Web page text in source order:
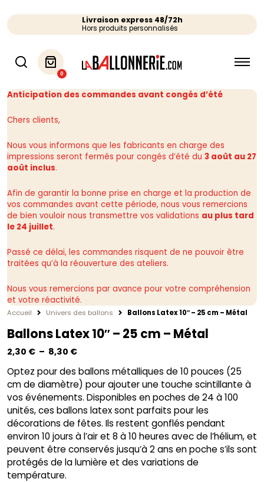
Livraison express 48/72h
Hors produits personnalisés
0
Anticipation des commandes avant congés d’été
Chers clients,
Nous vous informons que les fabricants en charge des
impressions seront fermés pour congés d’été du 3 août au 27
août inclus.
Afin de garantir la bonne prise en charge et la production de
vos commandes avant cette période, nous vous remercions
de bien vouloir nous transmettre vos validations au plus tard
le 24 juillet.
Passé ce délai, les commandes risquent de ne pouvoir être
traitées qu’à la réouverture des ateliers.
Nous vous remercions par avance pour votre compréhension
et votre réactivité.
Accueil Univers des ballons Ballons Latex 10″ – 25 cm – Métal
Ballons Latex 10″ – 25 cm – Métal
2,30 € – 8,30 €Plage
prix :
2,30 €
à
8,30 €
Optez pour des ballons métalliques de 10 pouces (25
cm de diamètre) pour ajouter une touche scintillante à
vos événements. Disponibles en poches de 24 à 100
unités, ces ballons latex sont parfaits pour les
décorations de fêtes. Ils restent gonflés pendant
environ 10 jours à l’air et 8 à 10 heures avec de l’hélium, et
peuvent être conservés jusqu’à 2 ans en poche s’ils sont
protégés de la lumière et des variations de
température.